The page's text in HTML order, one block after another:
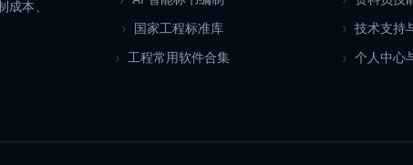
本、
国家工程标准库
工程常用软件合集
技术支持
个人中心